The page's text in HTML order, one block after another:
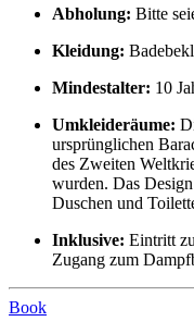
Abholung: Bitte
Kleidung:
Mindestalter: 10
Umkleideräume:
ursprünglichen
des Zweiten
wurden. Das
Duschen und
Inklusive: Eintritt
Zugang zum
Book